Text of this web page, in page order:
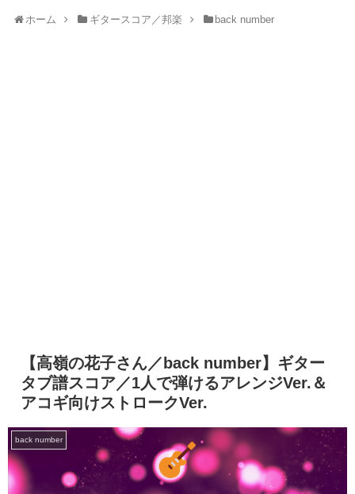
ホーム ギタースコア／邦楽 back number
【高嶺の花子さん／back number】ギター
タブ譜スコア／1人で弾けるアレンジVer.＆
アコギ向けストロークVer.
back number